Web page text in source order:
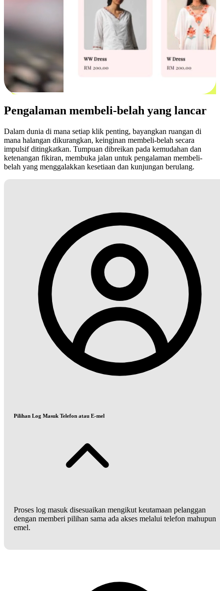
Pengalaman membeli-belah yang lancar
Dalam dunia di mana setiap klik penting, bayangkan ruangan di
mana halangan dikurangkan, keinginan membeli-belah secara
impulsif ditingkatkan. Tumpuan dibreikan pada kemudahan dan
ketenangan fikiran, membuka jalan untuk pengalaman membeli-
belah yang menggalakkan kesetiaan dan kunjungan berulang.
Pilihan Log Masuk Telefon atau E-mel
Proses log masuk disesuaikan mengikut keutamaan pelanggan
dengan memberi pilihan sama ada akses melalui telefon mahupun
emel.